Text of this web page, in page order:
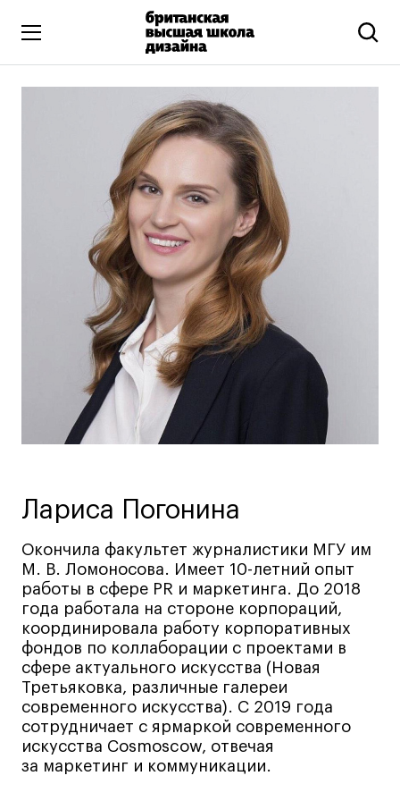
Высшее образование
Искусство и дизайн
Подготовительные курсы
Бизнес и маркетинг
Все программы
Дополнительное образование
Коммуникационный и цифровой дизайн
Иллюстрация
Современное искусство
Мода и стиль
Ювелирный дизайн
Сценография
Промышленный и предметный дизайн
Дизайн и декорирование интерьера
Бизнес и маркетинг
Подготовительные курсы и творческое
развитие
Среднесрочные
ИЗО и Керамика
Ландшафтный дизайн
Все программы
Онлайн-программы
Лариса Погонина
Окончила факультет журналистики МГУ им
М. В. Ломоносова. Имеет 10-летний опыт
работы в сфере PR и маркетинга. До 2018
года работала на стороне корпораций,
координировала работу корпоративных
фондов по коллаборации с проектами в
сфере актуального искусства (Новая
Третьяковка, различные галереи
современного искусства). С 2019 года
сотрудничает с ярмаркой современного
искусства Cosmoscow, отвечая
за маркетинг и коммуникации.